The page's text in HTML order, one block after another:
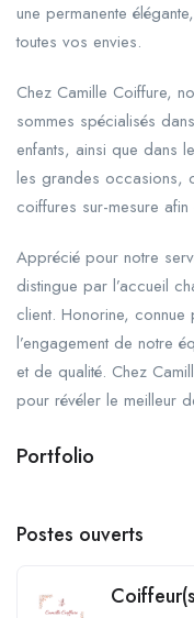
une permanente
toutes vos envies.
Chez Camille Coiffure,
sommes spécialisés
enfants, ainsi que dans
les grandes occasions,
coiffures sur-mesure
Apprécié pour notre
distingue par l’accueil
client. Honorine,
l’engagement de notre
et de qualité. Chez
pour révéler le meilleur
Portfolio
Postes ouverts